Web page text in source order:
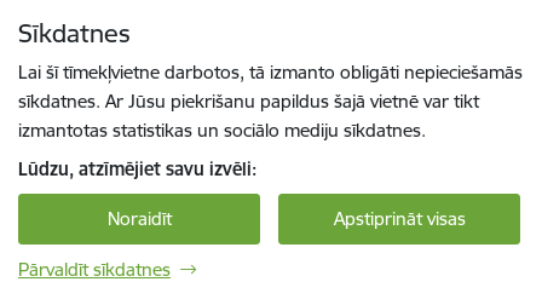
Sīkdatnes
Lai šī tīmekļvietne darbotos, tā izmanto obligāti nepieciešamās
sīkdatnes. Ar Jūsu piekrišanu papildus šajā vietnē var tikt
izmantotas statistikas un sociālo mediju sīkdatnes.
Lūdzu, atzīmējiet savu izvēli:
Noraidīt Apstiprināt visas
Pārvaldīt sīkdatnes